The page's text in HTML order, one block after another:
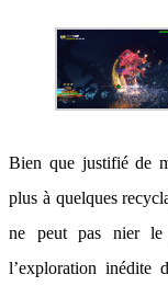
Bien que justifié de
plus à quelques
ne peut pas nier le
l’exploration inédite